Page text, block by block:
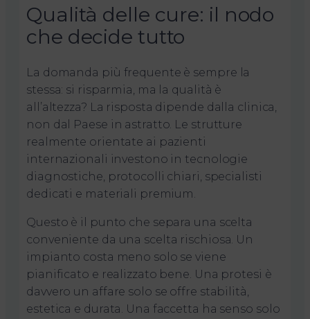
Qualità delle cure: il nodo
che decide tutto
La domanda più frequente è sempre la
stessa: si risparmia, ma la qualità è
all’altezza? La risposta dipende dalla clinica,
non dal Paese in astratto. Le strutture
realmente orientate ai pazienti
internazionali investono in tecnologie
diagnostiche, protocolli chiari, specialisti
dedicati e materiali premium.
Questo è il punto che separa una scelta
conveniente da una scelta rischiosa. Un
impianto costa meno solo se viene
pianificato e realizzato bene. Una protesi è
davvero un affare solo se offre stabilità,
estetica e durata. Una faccetta ha senso solo